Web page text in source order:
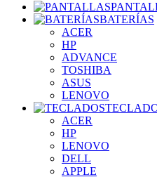
BATERÍAS
ACER
HP
ADVANCE
TOSHIBA
ASUS
LENOVO
ACER
HP
LENOVO
DELL
APPLE